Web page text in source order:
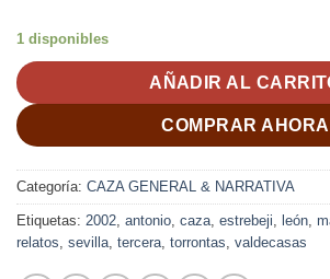
1 disponibles
AÑADIR AL
COMPRAR AHORA
Categoría: CAZA GENERAL & NARRATIVA
Etiquetas: 2002, antonio, caza, estrebeji, león,
relatos, sevilla, tercera, torrontas, valdecasas